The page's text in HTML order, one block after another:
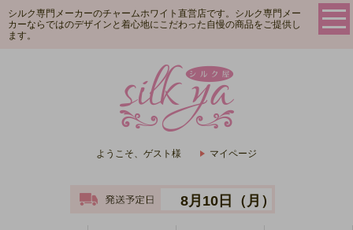
シルク専門メーカーのチャームホワイト直営店です。シルク専門メー
カーならではのデザインと着心地にこだわった自慢の商品をご提供し
ます。
ようこそ、ゲスト様 マイページ
8月10日（月）